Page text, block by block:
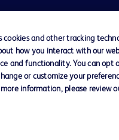
en matière de cookies
cookies and other tracking
how you interact with our
and functionality. You can opt
or customize your
information, please review